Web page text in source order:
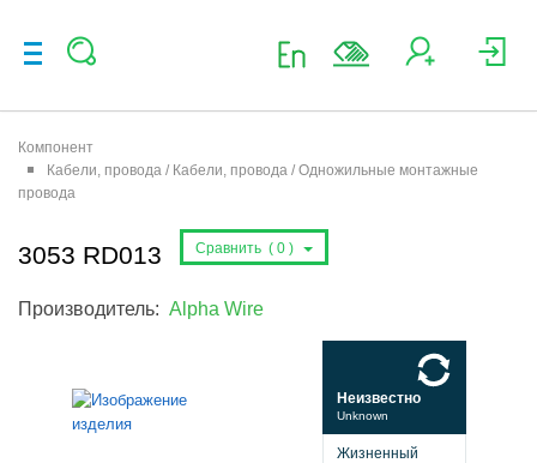
Компонент
Кабели, провода / Кабели, провода / Одножильные монтажные
провода
3053 RD013 Сравнить ( 0 )
Производитель: Alpha Wire